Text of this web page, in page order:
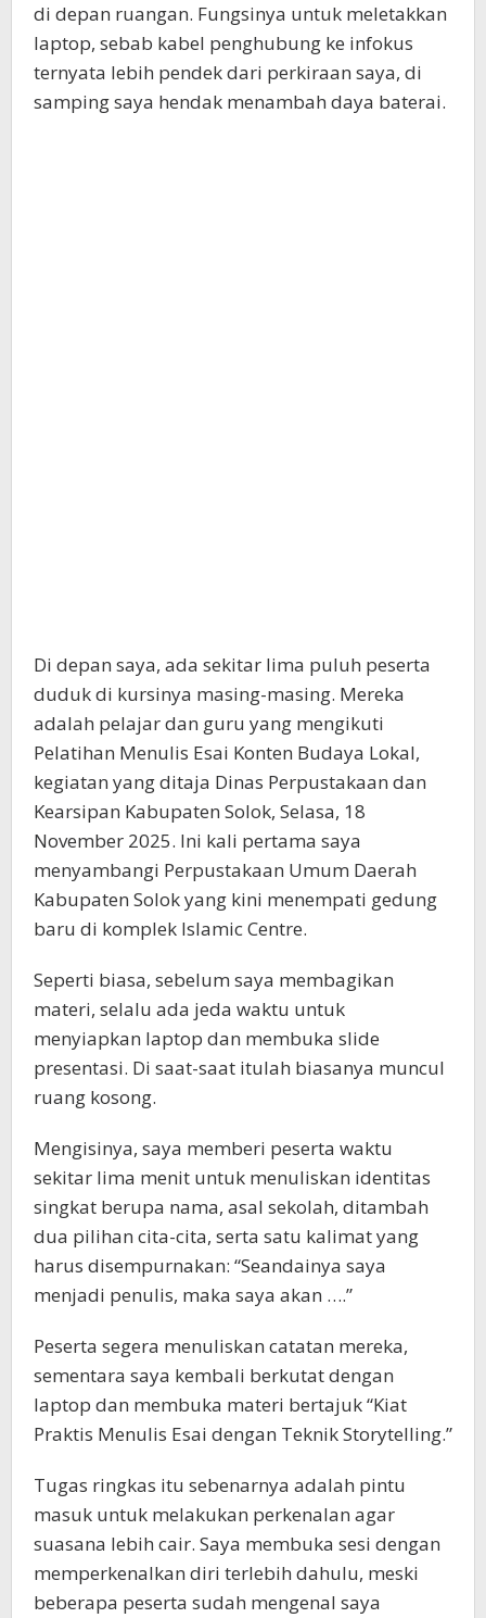
di depan ruangan. Fungsinya untuk meletakkan
laptop, sebab kabel penghubung ke infokus
ternyata lebih pendek dari perkiraan saya, di
samping saya hendak menambah daya baterai.
Di depan saya, ada sekitar lima puluh peserta
duduk di kursinya masing-masing. Mereka
adalah pelajar dan guru yang mengikuti
Pelatihan Menulis Esai Konten Budaya Lokal,
kegiatan yang ditaja Dinas Perpustakaan dan
Kearsipan Kabupaten Solok, Selasa, 18
November 2025. Ini kali pertama saya
menyambangi Perpustakaan Umum Daerah
Kabupaten Solok yang kini menempati gedung
baru di komplek Islamic Centre.
Seperti biasa, sebelum saya membagikan
materi, selalu ada jeda waktu untuk
menyiapkan laptop dan membuka slide
presentasi. Di saat-saat itulah biasanya muncul
ruang kosong.
Mengisinya, saya memberi peserta waktu
sekitar lima menit untuk menuliskan identitas
singkat berupa nama, asal sekolah, ditambah
dua pilihan cita-cita, serta satu kalimat yang
harus disempurnakan: “Seandainya saya
menjadi penulis, maka saya akan ….”
Peserta segera menuliskan catatan mereka,
sementara saya kembali berkutat dengan
laptop dan membuka materi bertajuk “Kiat
Praktis Menulis Esai dengan Teknik Storytelling.”
Tugas ringkas itu sebenarnya adalah pintu
masuk untuk melakukan perkenalan agar
suasana lebih cair. Saya membuka sesi dengan
memperkenalkan diri terlebih dahulu, meski
beberapa peserta sudah mengenal saya